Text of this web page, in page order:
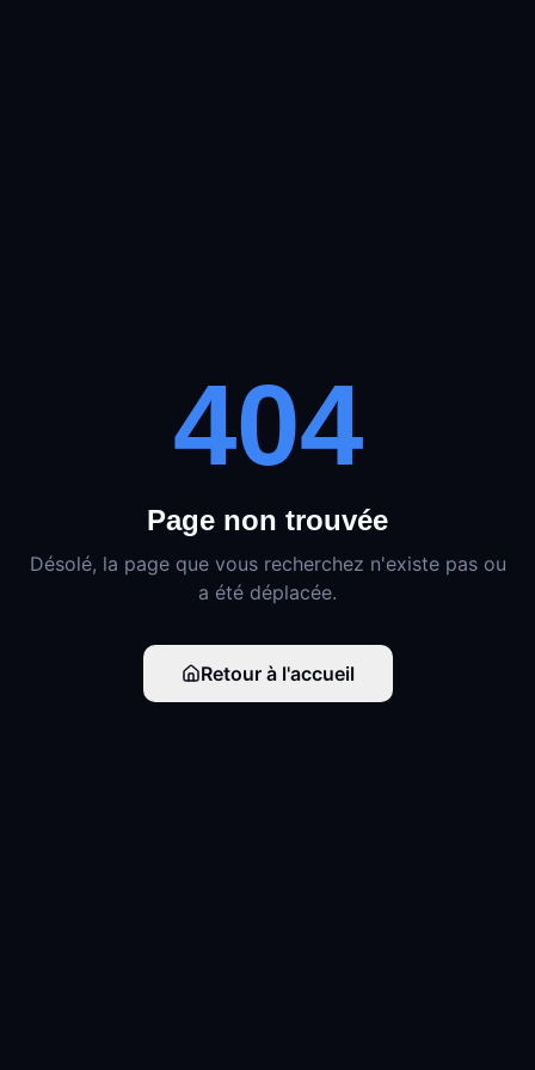
404
Page non trouvée
Désolé, la page que vous recherchez n'existe pas ou
a été déplacée.
Retour à l'accueil